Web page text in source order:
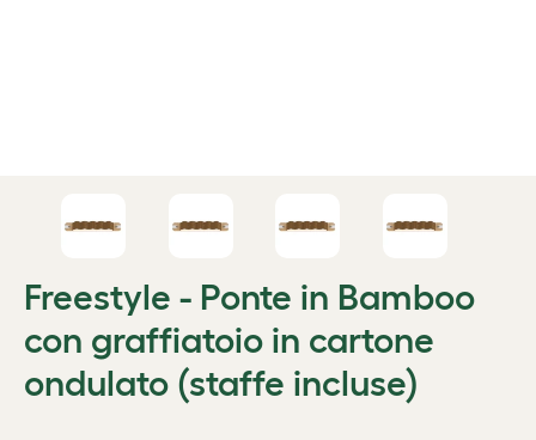
Freestyle - Ponte in Bamboo
con graffiatoio in cartone
ondulato (staffe incluse)